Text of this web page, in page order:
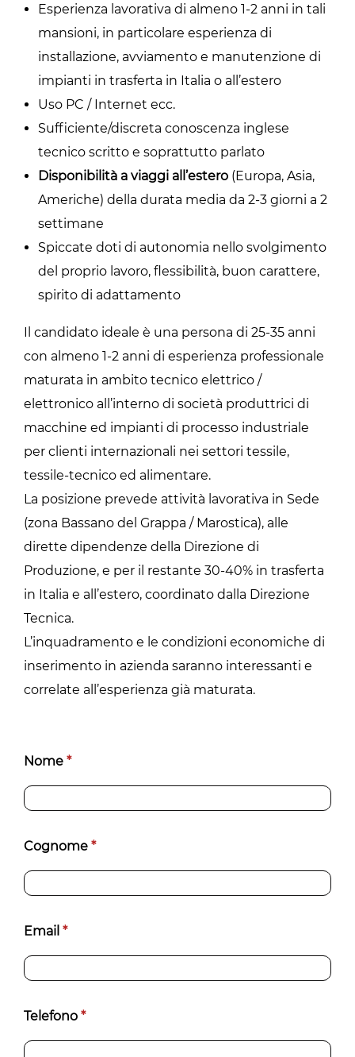
Esperienza lavorativa di almeno 1-2 anni in tali
mansioni, in particolare esperienza di
installazione, avviamento e manutenzione di
impianti in trasferta in Italia o all’estero
Uso PC / Internet ecc.
Sufficiente/discreta conoscenza inglese
tecnico scritto e soprattutto parlato
Disponibilità a viaggi all’estero(Europa, Asia,
Americhe) della durata media da 2-3 giorni a 2
settimane
Spiccate doti di autonomia nello svolgimento
del proprio lavoro, flessibilità, buon carattere,
spirito di adattamento
Il candidato ideale è una persona di 25-35 anni
con almeno 1-2 anni di esperienza professionale
maturata in ambito tecnico elettrico /
elettronico all’interno di società produttrici di
macchine ed impianti di processo industriale
per clienti internazionali nei settori tessile,
tessile-tecnico ed alimentare.
La posizione prevede attività lavorativa in Sede
(zona Bassano del Grappa / Marostica), alle
dirette dipendenze della Direzione di
Produzione, e per il restante 30-40% in trasferta
in Italia e all’estero, coordinato dalla Direzione
Tecnica.
L’inquadramento e le condizioni economiche di
inserimento in azienda saranno interessanti e
correlate all’esperienza già maturata.
Candidatura
per Tecnico
Elettricista
Nome *
Cognome *
Email *
Telefono *